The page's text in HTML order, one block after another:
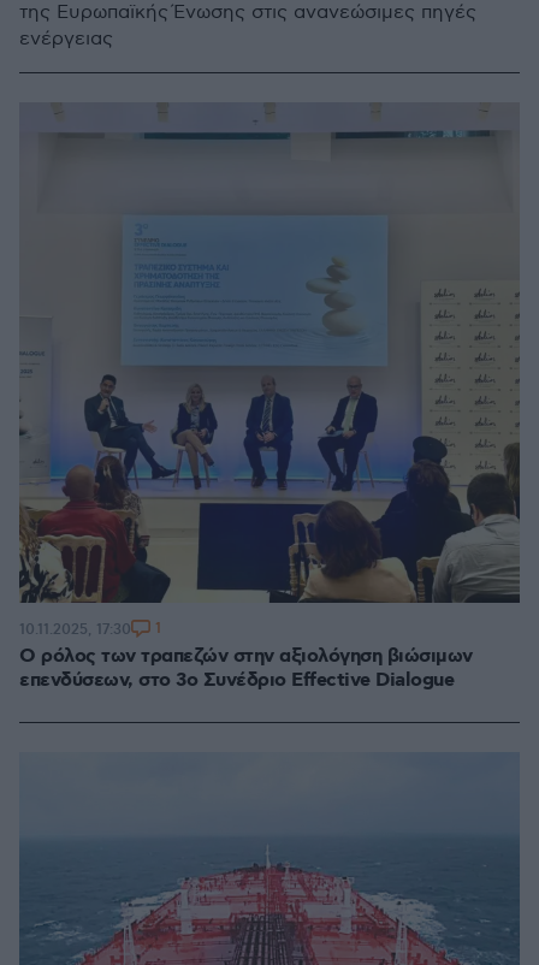
της Ευρωπαϊκής Ένωσης στις ανανεώσιμες πηγές
ενέργειας
Ο ρόλος των τραπεζών στην αξιολόγηση βιώσιμων
επενδύσεων, στο 3o Συνέδριο Effective Dialogue
10.11.2025, 17:30 1